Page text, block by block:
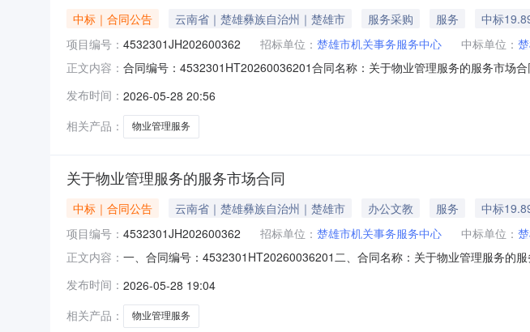
中标｜合同公告 云南省｜楚雄彝族自治州｜楚雄市 服务采购 服务
中标
项目编号： 4532301JH202600362 招标单位： 楚雄市机关事务服务中心 中标单位：
正文内容： 合同编号：4532301HT20260036201合同名称：关于物业管理服务的服务市场
日期：2026-05-28代理机构：进口产品审核前公示：采购公告（或单一来源审
发布时间： 2026-05-28 20:56
相关产品：
物业管理服务
关于物业管理服务的服务市场合同
中标｜合同公告 云南省｜楚雄彝族自治州｜楚雄市 办公文教 服务
中标
项目编号： 4532301JH202600362 招标单位： 楚雄市机关事务服务中心 中标单位：
正文内容： 一、合同编号：4532301HT20260036201二、合同名称：关于物业管理服务的
省楚雄彝族自治州楚雄市云南省楚雄彝族自治州楚雄市鹿城镇阳光花园C3栋二
发布时间： 2026-05-28 19:04
相关产品：
物业管理服务